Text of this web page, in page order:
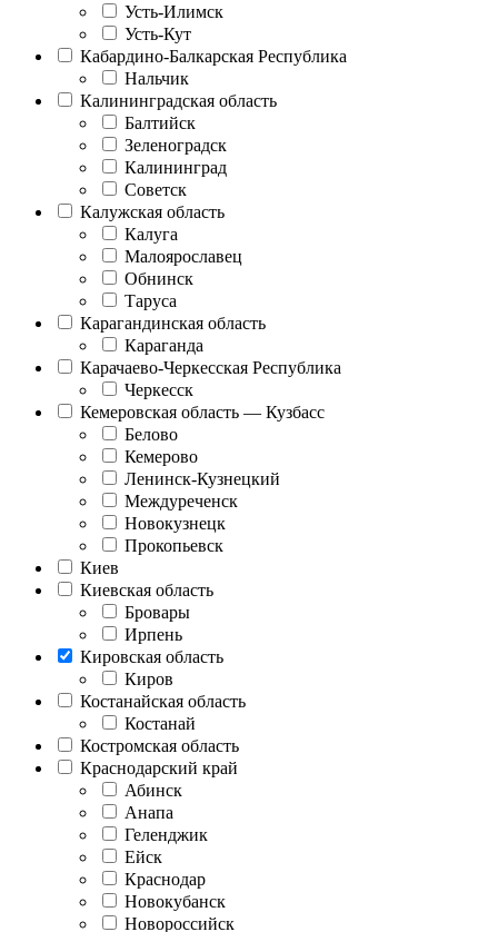
Усть-Илимск
Усть-Кут
Кабардино-Балкарская Республика
Нальчик
Калининградская область
Балтийск
Зеленоградск
Калининград
Советск
Калужская область
Калуга
Малоярославец
Обнинск
Таруса
Карагандинская область
Караганда
Карачаево-Черкесская Республика
Черкесск
Кемеровская область — Кузбасс
Белово
Кемерово
Ленинск-Кузнецкий
Междуреченск
Новокузнецк
Прокопьевск
Киев
Киевская область
Бровары
Ирпень
Кировская область
Киров
Костанайская область
Костанай
Костромская область
Краснодарский край
Абинск
Анапа
Геленджик
Ейск
Краснодар
Новокубанск
Новороссийск